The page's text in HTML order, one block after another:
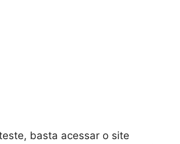
basta acessar o site